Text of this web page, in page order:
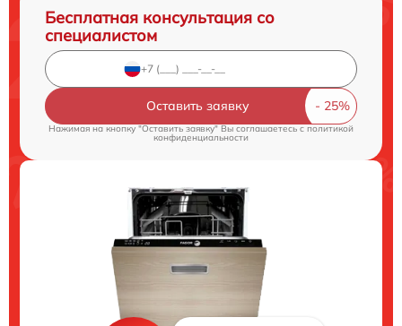
Бесплатная консультация со
специалистом
Оставить заявку
Нажимая на кнопку "Оставить заявку" Вы соглашаетесь cполитикой
конфиденциальности